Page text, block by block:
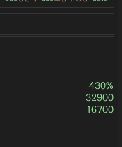
430%
32900
16700